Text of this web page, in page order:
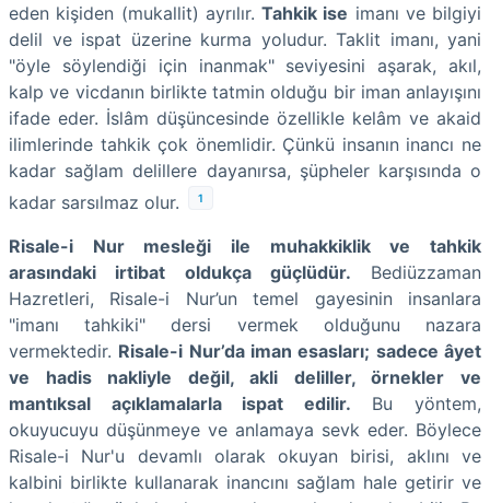
eden kişiden (mukallit) ayrılır. Tahkik ise imanı ve bilgiyi
delil ve ispat üzerine kurma yoludur. Taklit imanı, yani
"öyle söylendiği için inanmak" seviyesini aşarak, akıl,
kalp ve vicdanın birlikte tatmin olduğu bir iman anlayışını
ifade eder. İslâm düşüncesinde özellikle kelâm ve akaid
ilimlerinde tahkik çok önemlidir. Çünkü insanın inancı ne
kadar sağlam delillere dayanırsa, şüpheler karşısında o
kadar sarsılmaz olur.
1
Risale-i Nur mesleği ile muhakkiklik ve tahkik
arasındaki irtibat oldukça güçlüdür. Bediüzzaman
Hazretleri, Risale-i Nur’un temel gayesinin insanlara
"imanı tahkiki" dersi vermek olduğunu nazara
vermektedir. Risale-i Nur’da iman esasları; sadece âyet
ve hadis nakliyle değil, akli deliller, örnekler ve
mantıksal açıklamalarla ispat edilir. Bu yöntem,
okuyucuyu düşünmeye ve anlamaya sevk eder. Böylece
Risale-i Nur'u devamlı olarak okuyan birisi, aklını ve
kalbini birlikte kullanarak inancını sağlam hale getirir ve